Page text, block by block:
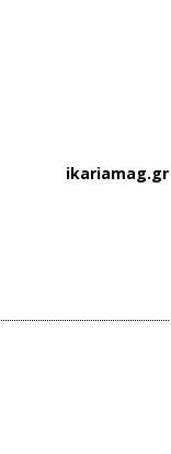
ikariamag.gr